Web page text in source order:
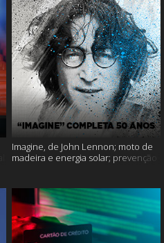
Imagine, de John Lennon; moto de
madeira e energia solar; prevenção